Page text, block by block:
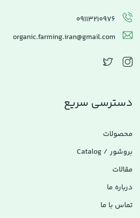
09113210976
organic.farming.iran@gmail.com
دسترسی سریع
محصولات
بروشور / Catalog
مقالات
درباره ما
تماس با ما